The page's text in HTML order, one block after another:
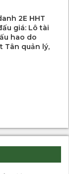
2E HHT
giá: Lô tài
hao do
Tân quản lý,